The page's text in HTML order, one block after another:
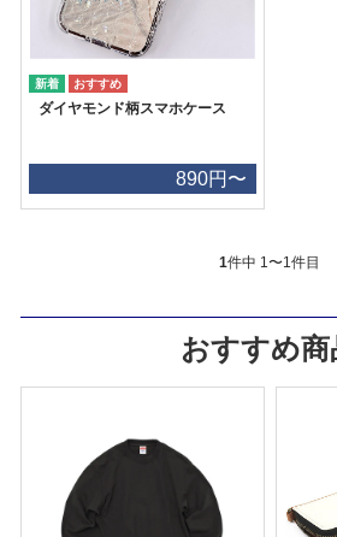
ダイヤモンド柄スマホケース
890円〜
1件中 1〜1件目
おすすめ商